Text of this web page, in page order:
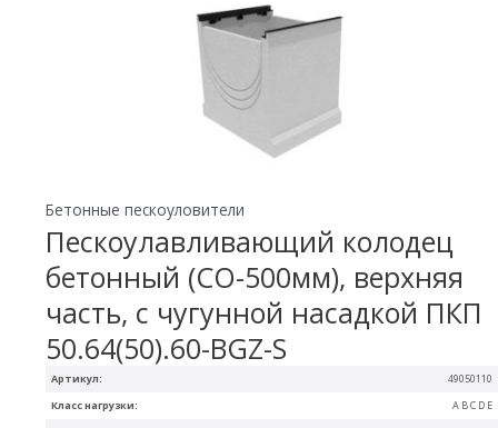
Артикул: 49050110
Класс нагрузки: A B C D E
Бетонные пескоуловители
Пескоулавливающий колодец
бетонный (СО-500мм), верхняя
часть, с чугунной насадкой ПКП
50.64(50).60-BGZ-S